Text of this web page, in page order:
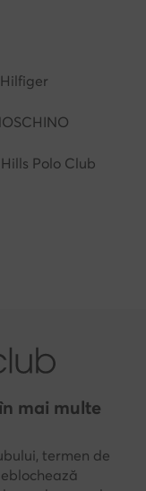
Polo Club
mai multe
termen de